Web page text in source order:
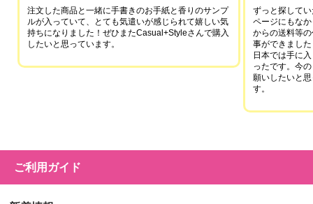
注文した商品と一緒に手書きのお手紙と香りのサンプ
ルが入っていて、とても気遣いが感じられて嬉しい気
持ちになりました！ぜひまたCasual+Styleさんで購入
したいと思っています。
ずっと探して
ページにもな
からの送料等
事ができました
日本では手に
ったです。今
願いしたいと
す。
ご利用ガイド